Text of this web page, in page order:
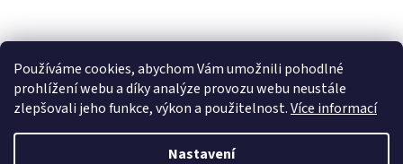
Používáme cookies, abychom Vám umožnili pohodlné
prohlížení webu a díky analýze provozu webu neustále
zlepšovali jeho funkce, výkon a použitelnost.Více informací
Nastavení
a
0KS /0 KČ
Vytvořil Shoptet